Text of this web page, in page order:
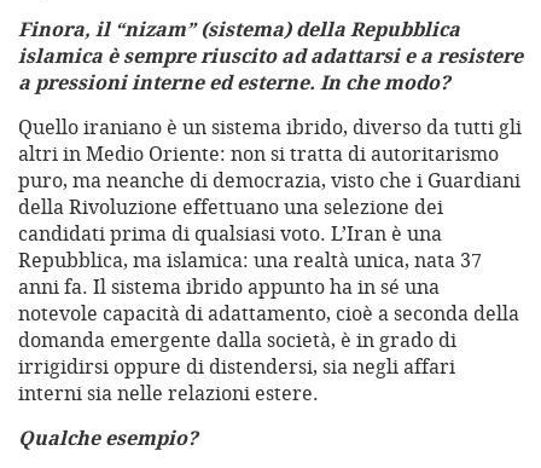
Finora, il “nizam” (sistema) della Repubblica
islamica è sempre riuscito ad adattarsi e a resistere
a pressioni interne ed esterne. In che modo?
Quello iraniano è un sistema ibrido, diverso da tutti gli
altri in Medio Oriente: non si tratta di autoritarismo
puro, ma neanche di democrazia, visto che i Guardiani
della Rivoluzione effettuano una selezione dei
candidati prima di qualsiasi voto. L’Iran è una
Repubblica, ma islamica: una realtà unica, nata 37
anni fa. Il sistema ibrido appunto ha in sé una
notevole capacità di adattamento, cioè a seconda della
domanda emergente dalla società, è in grado di
irrigidirsi oppure di distendersi, sia negli affari
interni sia nelle relazioni estere.
Qualche esempio?